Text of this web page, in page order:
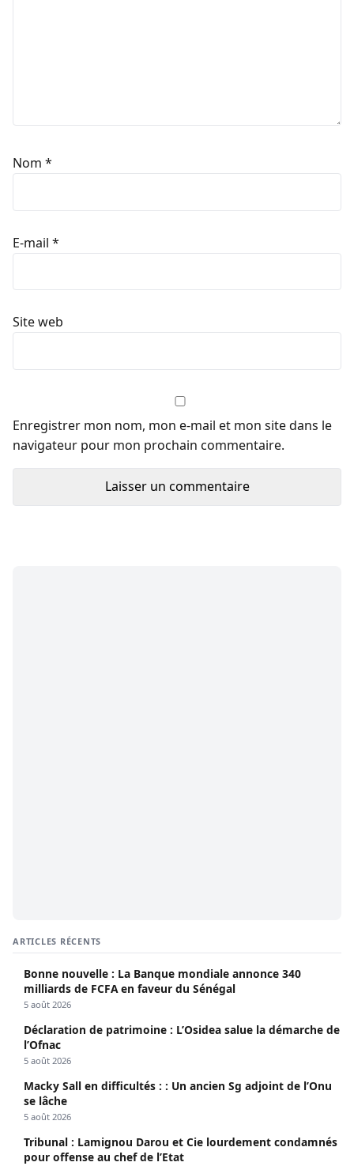
Nom *
E-mail *
Site web
Enregistrer mon nom, mon e-mail et mon site dans le
navigateur pour mon prochain commentaire.
ARTICLES RÉCENTS
Bonne nouvelle : La Banque mondiale annonce 340
milliards de FCFA en faveur du Sénégal
5 août 2026
Déclaration de patrimoine : L’Osidea salue la démarche de
l’Ofnac
5 août 2026
Macky Sall en difficultés : : Un ancien Sg adjoint de l’Onu
se lâche
5 août 2026
Tribunal : Lamignou Darou et Cie lourdement condamnés
pour offense au chef de l’Etat